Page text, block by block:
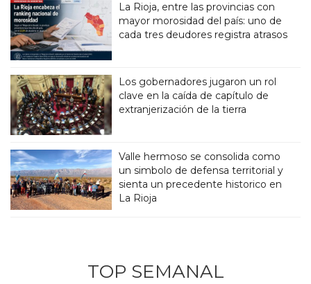
La Rioja, entre las provincias con
mayor morosidad del país: uno de
cada tres deudores registra atrasos
Los gobernadores jugaron un rol
clave en la caída de capítulo de
extranjerización de la tierra
Valle hermoso se consolida como
un simbolo de defensa territorial y
sienta un precedente historico en
La Rioja
TOP SEMANAL